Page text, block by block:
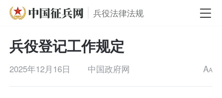
兵役法律法规
兵役登记工作规定
2025年12月16日 中国政府网 AA